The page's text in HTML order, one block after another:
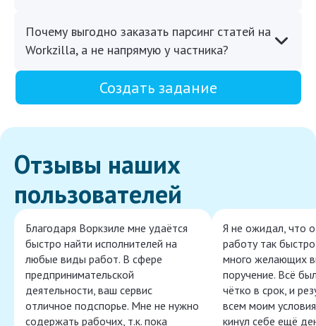
Почему выгодно заказать парсинг статей на
Workzilla, а не напрямую у частника?
Создать задание
Отзывы наших
пользователей
Благодаря Воркзиле мне удаётся
быстро найти исполнителей на
любые виды работ. В сфере
предпринимательской
деятельности, ваш сервис
отличное подспорье. Мне не нужно
содержать рабочих, т.к. пока
Я не ожидал, что
работу так
много желающих
поручение. Всё
чётко в срок, и
всем моим
кинул себе ещё